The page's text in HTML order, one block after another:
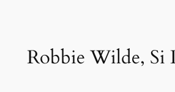
Robbie Wilde, Si